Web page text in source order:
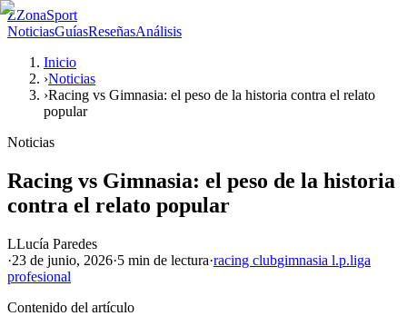
ZZonaSport
NoticiasGuíasReseñasAnálisis
Inicio
›Noticias
›Racing vs Gimnasia: el peso de la historia contra el relato
popular
Noticias
Racing vs Gimnasia: el peso de la historia
contra el relato popular
LLucía Paredes
·23 de junio, 2026·5 min de lectura·racing clubgimnasia l.p.liga
profesional
Contenido del artículo